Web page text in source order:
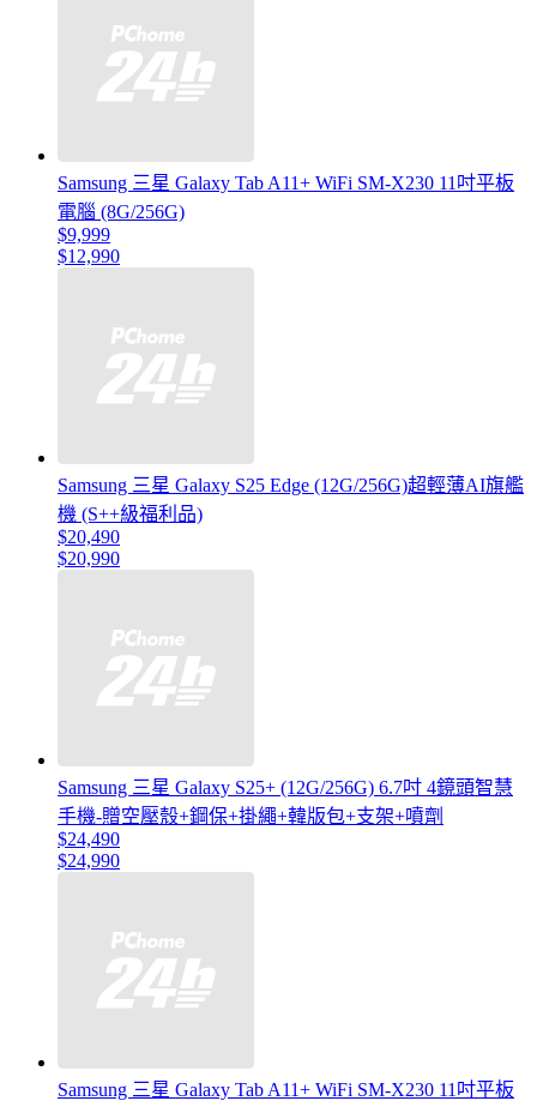
Samsung 三星 Galaxy Tab A11+ WiFi SM-X230 11吋平板
電腦 (8G/256G)
$9,999
$12,990
Samsung 三星 Galaxy S25 Edge (12G/256G)超輕薄AI旗艦
機 (S++級福利品)
$20,490
$20,990
Samsung 三星 Galaxy S25+ (12G/256G) 6.7吋 4鏡頭智慧
手機-贈空壓殼+鋼保+掛繩+韓版包+支架+噴劑
$24,490
$24,990
Samsung 三星 Galaxy Tab A11+ WiFi SM-X230 11吋平板